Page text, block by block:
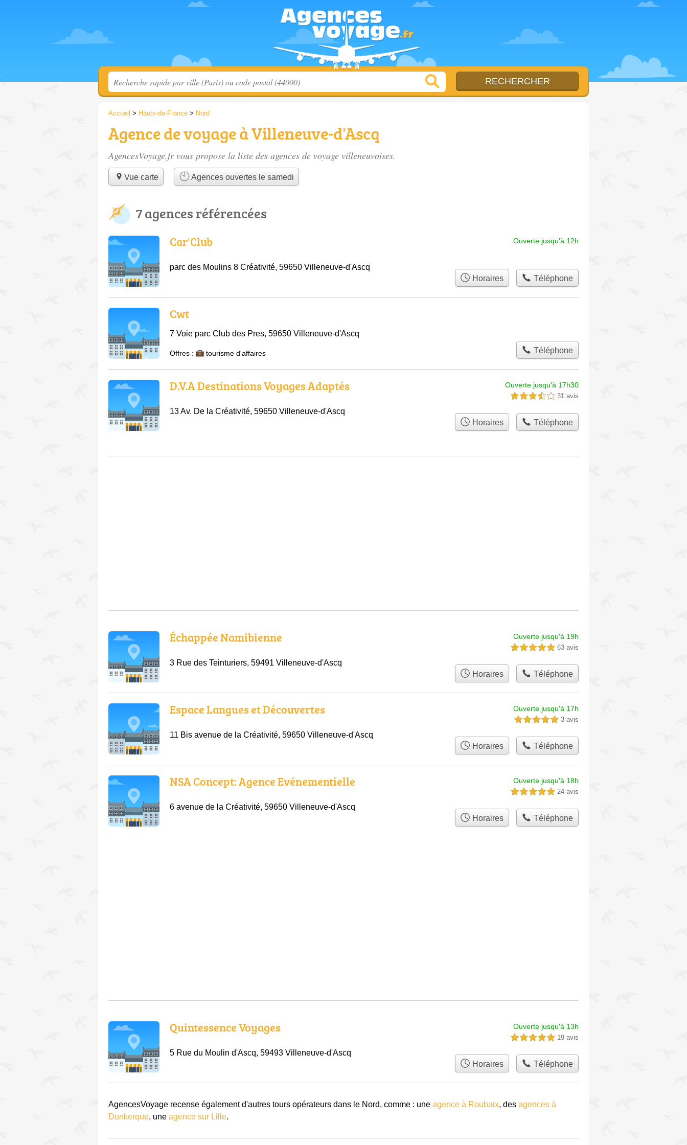
Accueil > Hauts-de-France > Nord
Agence de voyage à Villeneuve-d'Ascq
AgencesVoyage.fr vous propose la liste des agences de voyage villeneuvoises.
Vue carte Agences ouvertes le samedi
7 agences référencées
Car'Club
parc des Moulins 8 Créativité, 59650 Villeneuve-d'Ascq
Ouverte jusqu'à 12h
Horaires Téléphone
Cwt
7 Voie parc Club des Pres, 59650 Villeneuve-d'Ascq
Offres : tourisme d'affaires Téléphone
D.V.A Destinations Voyages Adaptés
13 Av. De la Créativité, 59650 Villeneuve-d'Ascq
Ouverte jusqu'à 17h30
3,5 étoiles sur 5 31 avis
Horaires Téléphone
Échappée Namibienne
3 Rue des Teinturiers, 59491 Villeneuve-d'Ascq
Ouverte jusqu'à 19h
5,0 étoiles sur 5 63 avis
Horaires Téléphone
Espace Langues et Découvertes
11 Bis avenue de la Créativité, 59650 Villeneuve-d'Ascq
Ouverte jusqu'à 17h
5,0 étoiles sur 5 3 avis
Horaires Téléphone
NSA Concept: Agence Evénementielle
6 avenue de la Créativité, 59650 Villeneuve-d'Ascq
Ouverte jusqu'à 18h
5,0 étoiles sur 5 24 avis
Horaires Téléphone
Quintessence Voyages
5 Rue du Moulin d'Ascq, 59493 Villeneuve-d'Ascq
Ouverte jusqu'à 13h
5,0 étoiles sur 5 19 avis
Horaires Téléphone
AgencesVoyage recense également d'autres tours opérateurs dans le Nord, comme : une agence à Roubaix, des agences à
Dunkerque, une agence sur Lille.